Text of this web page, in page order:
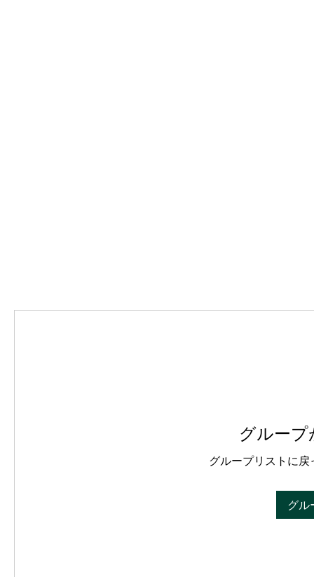
グルー
グループリストに
グル